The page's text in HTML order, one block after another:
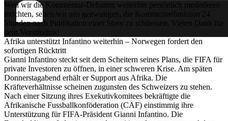
Weil wir die Kommentar-Debatten weiterhin persönlich moderieren
möchten, sehen wir uns gezwungen, die Kommentarfunktion 24
Stunden nach Publikation einer Story zu schliessen. Vielen Dank für
dein Verständnis!
Afrika unterstützt Infantino weiterhin – Norwegen fordert den
sofortigen Rücktritt
Gianni Infantino steckt seit dem Scheitern seines Plans, die FIFA für
private Investoren zu öffnen, in einer schweren Krise. Am späten
Donnerstagabend erhält er Support aus Afrika. Die
Kräfteverhältnisse scheinen zugunsten des Schweizers zu stehen.
Nach einer Sitzung ihres Exekutivkomitees bekräftigte die
Afrikanische Fussballkonföderation (CAF) einstimmig ihre
Unterstützung für FIFA-Präsident Gianni Infantino. Die